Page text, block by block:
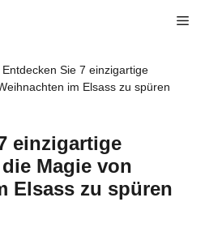
Entdecken Sie 7 einzigartige
im Elsass zu spüren
einzigartige
Magie von
Elsass zu spüren